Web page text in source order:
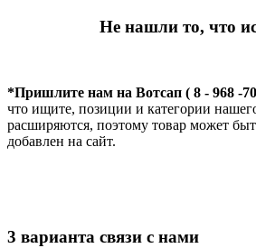
Не нашли то, что
*Пришлите нам на Вотсап ( 8 - 968 -
что ищите, позиции и категории
расширяются, поэтому товар может
добавлен на сайт.
3 варианта связи с нами